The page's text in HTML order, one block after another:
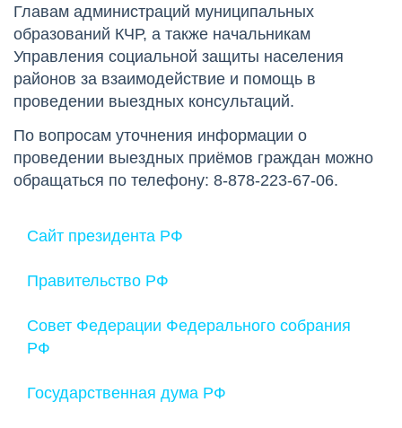
Главам администраций муниципальных
образований КЧР, а также начальникам
Управления социальной защиты населения
районов за взаимодействие и помощь в
проведении выездных консультаций.
По вопросам уточнения информации о
проведении выездных приёмов граждан можно
обращаться по телефону: 8-878-223-67-06.
Сайт президента РФ
Правительство РФ
Совет Федерации Федерального собрания
РФ
Государственная дума РФ